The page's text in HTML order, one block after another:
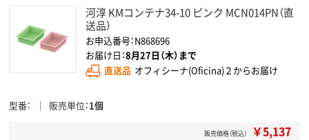
河淳 KMコンテナ34-10 ピンク MCN014PN（直
送品）
お申込番号：N868696
お届け日：8月27日（木）まで
直送品 オフィシーナ(Oficina)２からお届け
型番 販売単位 1個
販売価格（税込） ￥5,137